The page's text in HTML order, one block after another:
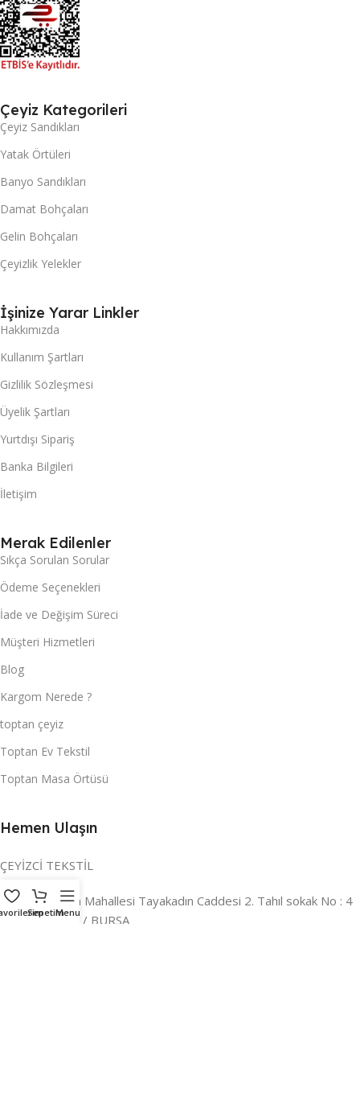
Çeyiz Kategorileri
Çeyiz Sandıkları
Yatak Örtüleri
Banyo Sandıkları
Damat Bohçaları
Gelin Bohçaları
Çeyizlik Yelekler
İşinize Yarar Linkler
Hakkımızda
Kullanım Şartları
Gizlilik Sözleşmesi
Üyelik Şartları
Yurtdışı Sipariş
Banka Bilgileri
İletişim
Merak Edilenler
Sıkça Sorulan Sorular
Ödeme Seçenekleri
İade ve Değişim Süreci
Müşteri Hizmetleri
Blog
Kargom Nerede ?
toptan çeyiz
Toptan Ev Tekstil
Toptan Masa Örtüsü
Hemen Ulaşın
ÇEYİZCİ TEKSTİL
Adres:Reyhan Mahallesi Tayakadın Caddesi 2. Tahıl sokak No : 4
/ a Osmangazi / BURSA
SepetimMenu